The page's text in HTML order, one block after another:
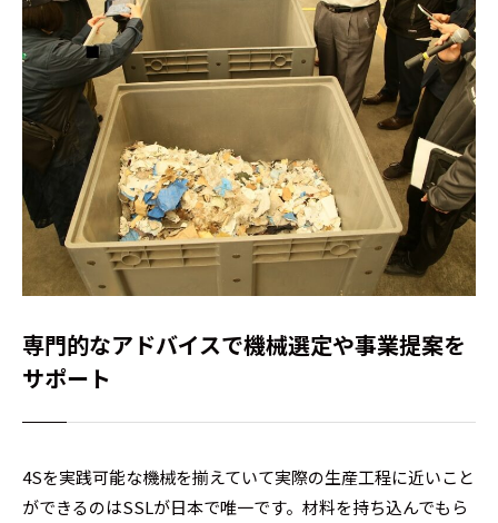
専門的なアドバイスで機械選定や事業提案を
サポート
4Sを実践可能な機械を揃えていて実際の生産工程に近いこと
ができるのはSSLが日本で唯一です。材料を持ち込んでもら